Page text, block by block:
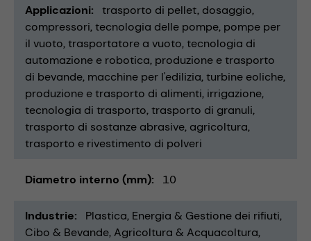
Applicazioni trasporto di pellet dosaggio
compressori tecnologia delle pompe pompe per
il vuoto trasportatore a vuoto tecnologia di
automazione e robotica produzione e trasporto
di bevande macchine per l'edilizia turbine eoliche
produzione e trasporto di alimenti irrigazione
tecnologia di trasporto trasporto di granuli
trasporto di sostanze abrasive agricoltura
trasporto e rivestimento di polveri
Diametro interno (mm) 10
Industrie Plastica Energia & Gestione dei rifiuti
Cibo & Bevande Agricoltura & Acquacoltura